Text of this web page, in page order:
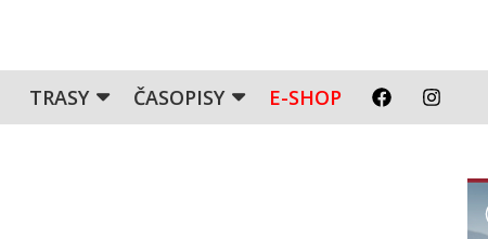
TRASY ČASOPISY E-SHOP